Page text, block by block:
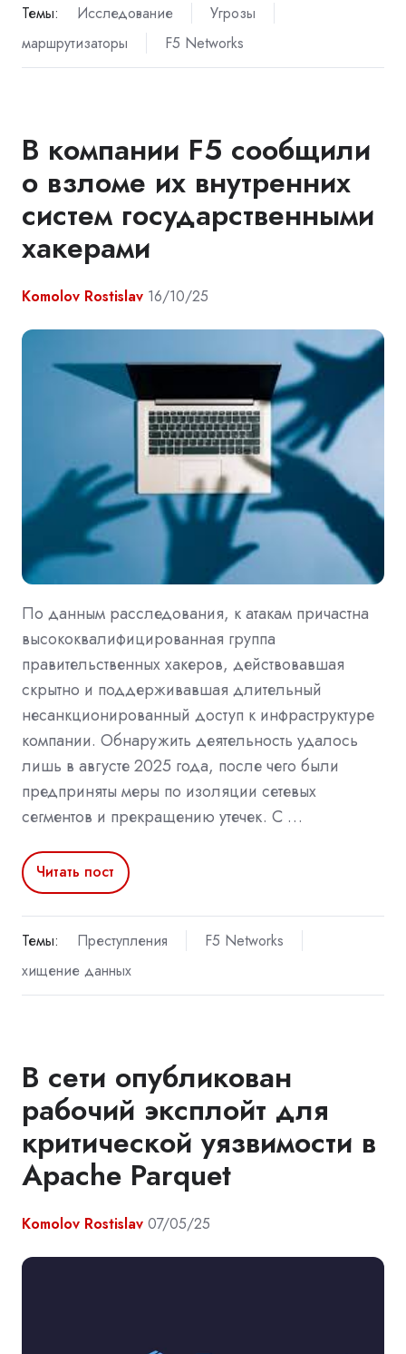
Темы: Исследование
Угрозы
маршрутизаторы
F5 Networks
В компании F5 сообщили
о взломе их внутренних
систем государственными
хакерами
Komolov Rostislav 16/10/25
По данным расследования, к атакам причастна
высококвалифицированная группа
правительственных хакеров, действовавшая
скрытно и поддерживавшая длительный
несанкционированный доступ к инфраструктуре
компании. Обнаружить деятельность удалось
лишь в августе 2025 года, после чего были
предприняты меры по изоляции сетевых
сегментов и прекращению утечек. С …
Читать пост
Темы: Преступления
F5 Networks
хищение данных
В сети опубликован
рабочий эксплойт для
критической уязвимости в
Apache Parquet
Komolov Rostislav 07/05/25